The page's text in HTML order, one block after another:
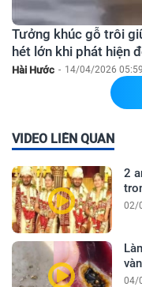
Tưởng khúc gỗ trôi
hét lớn khi phát hiện
Hài Hước - 14/04/2026 05:59
VIDEO LIÊN QUAN
2
02/
04/